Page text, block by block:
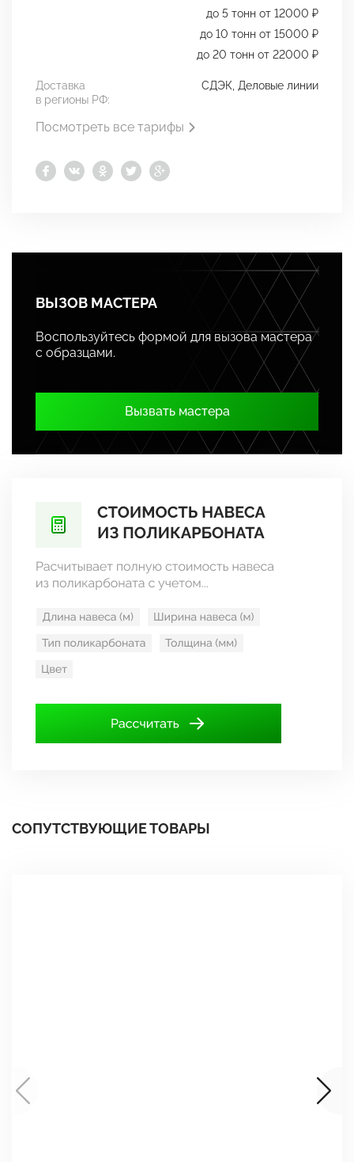
до 5 тонн от 12000 ₽
до 10 тонн от 15000 ₽
до 20 тонн от 22000 ₽
Доставка
в регионы РФ:
СДЭК, Деловые линии
Посмотреть все тарифы
ВЫЗОВ МАСТЕРА
Воспользуйтесь формой для вызова мастера
с образцами.
Вызвать мастера
СОПУТСТВУЮЩИЕ ТОВАРЫ